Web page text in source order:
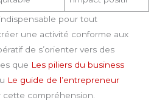
pour tout
une activité conforme aux
de s’orienter vers des
que Les piliers du business
Le guide de l’entrepreneur
compréhension.